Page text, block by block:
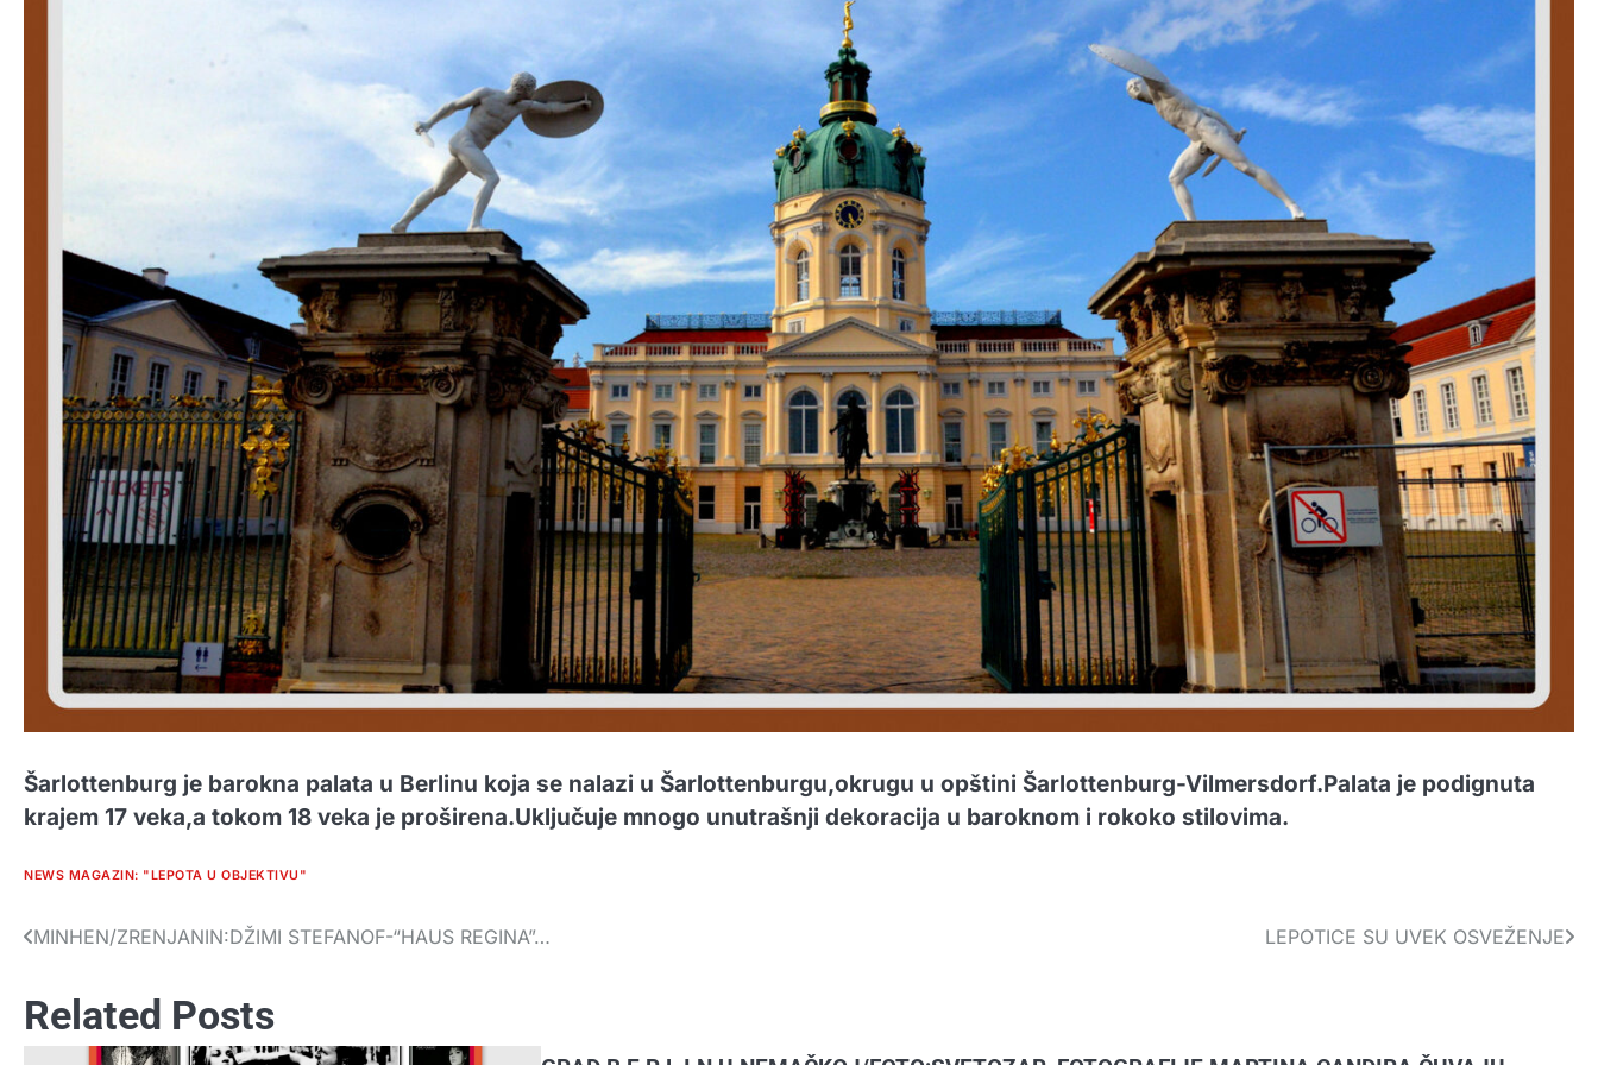
Šarlottenburg je barokna palata u Berlinu koja se nalazi u Šarlottenburgu,okrugu u opštini Šarlottenburg-Vilmersdorf.Palata je podignuta
krajem 17 veka,a tokom 18 veka je proširena.Uključuje mnogo unutrašnji dekoracija u baroknom i rokoko stilovima.
NEWS MAGAZIN: "LEPOTA U OBJEKTIVU"
Navigacija
MINHEN/ZRENJANIN:DŽIMI STEFANOF-“HAUS REGINA”… LEPOTICE SU UVEK OSVEŽENJE
Related Posts